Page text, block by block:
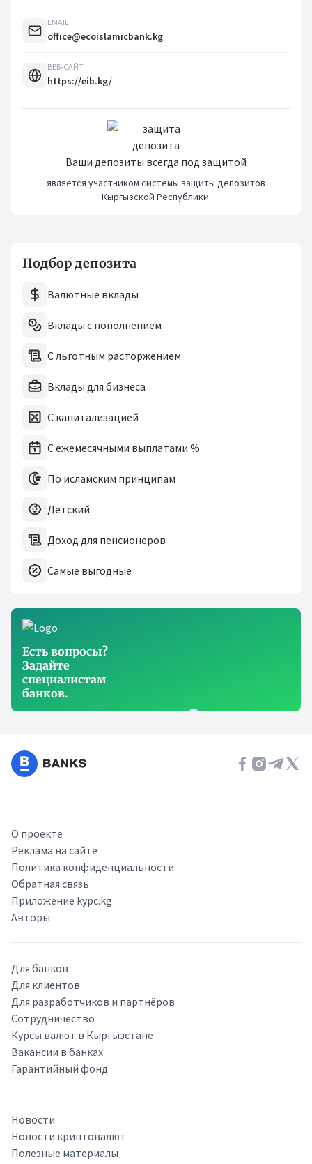
EMAIL
office@ecoislamicbank.kg
ВЕБ-САЙТ
https://eib.kg/
Ваши депозиты всегда под защитой
является участником системы защиты депозитов
Кыргызской Республики.
Подбор депозита
Валютные вклады
Вклады с пополнением
С льготным расторжением
Вклады для бизнеса
С капитализацией
С ежемесячными выплатами %
По исламским принципам
Детский
Доход для пенсионеров
Самые выгодные
Есть вопросы?
Задайте
специалистам
банков.
О проекте
Реклама на сайте
Политика конфиденциальности
Обратная связь
Приложение kypc.kg
Авторы
Для банков
Для клиентов
Для разработчиков и партнёров
Сотрудничество
Курсы валют в Кыргызстане
Вакансии в банках
Гарантийный фонд
Новости
Новости криптовалют
Полезные материалы